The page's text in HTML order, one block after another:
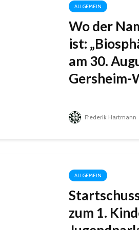
ALLGEMEIN
Wo der
ist:
am 30.
Gersheim-
Frederik Hartmann
ALLGEMEIN
zum 1.